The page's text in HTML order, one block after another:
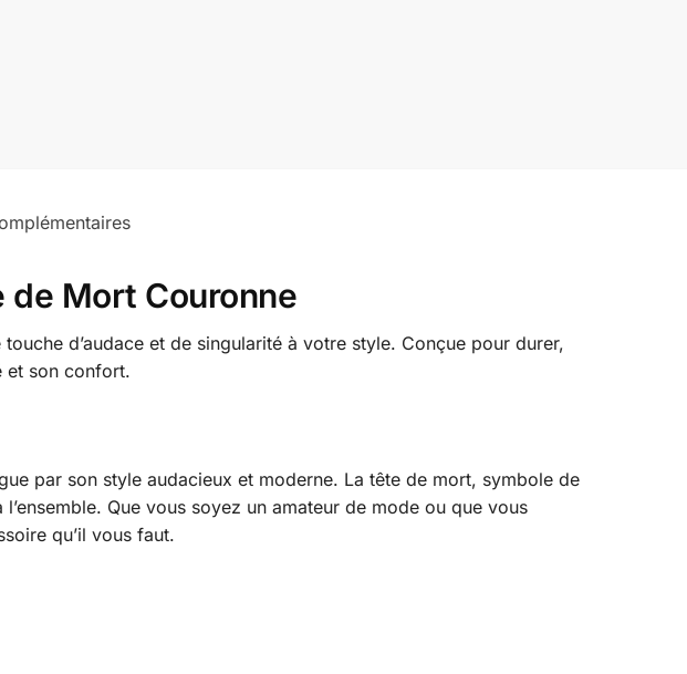
de Mort Couronne
d’audace et de singularité à votre style. Conçue pour durer,
et son confort.
par son style audacieux et moderne. La tête de mort, symbole de
Que vous soyez un amateur de mode ou que vous
qu’il vous faut.